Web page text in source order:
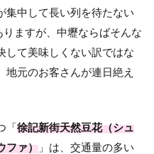
集中して長い列を待たない
ますが、中壢ならばそんな
て美味しくない訳ではな
地元のお客さんが連日絶え
「徐記新街天然豆花（シュ
ファ） 」は、交通量の多い